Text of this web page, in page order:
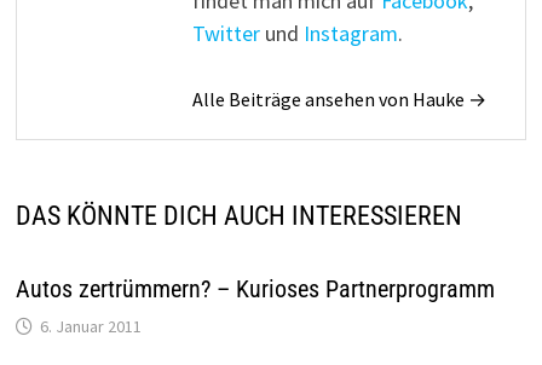
Twitterund Instagram.
Alle Beiträge ansehen von Hauke →
DAS KÖNNTE DICH AUCH INTERESSIEREN
Autos zertrümmern? – Kurioses Partnerprogramm
6. Januar 2011